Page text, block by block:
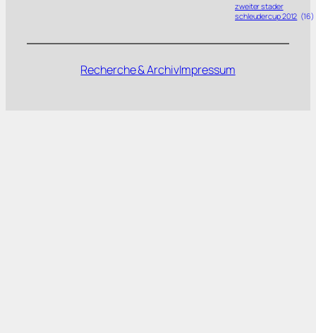
zweiter stader
schleudercup 2012 (16)
Recherche & ArchivImpressum